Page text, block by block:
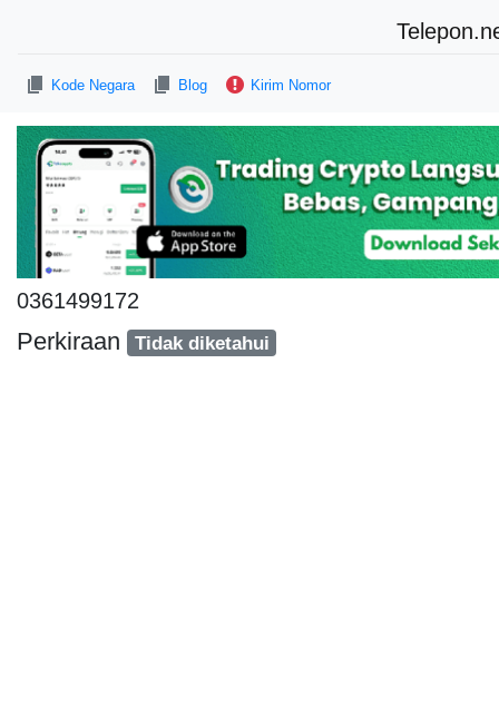
Kode Negara Blog Kirim Nomor
0361499172
Perkiraan Tidak diketahui